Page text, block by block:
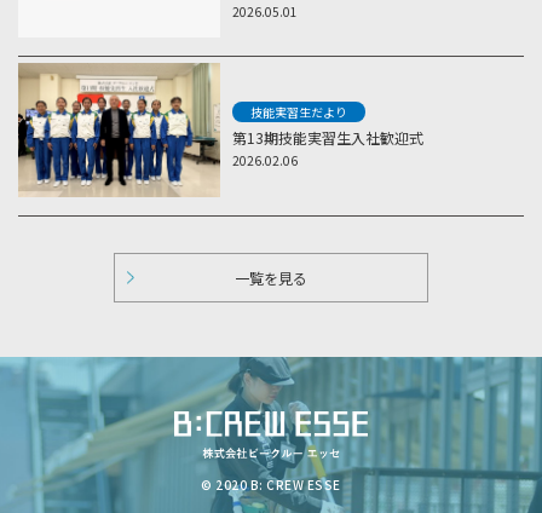
2026.05.01
技能実習生だより
第13期技能実習生入社歓迎式
2026.02.06
一覧を見る
© 2020 B: CREW ESSE